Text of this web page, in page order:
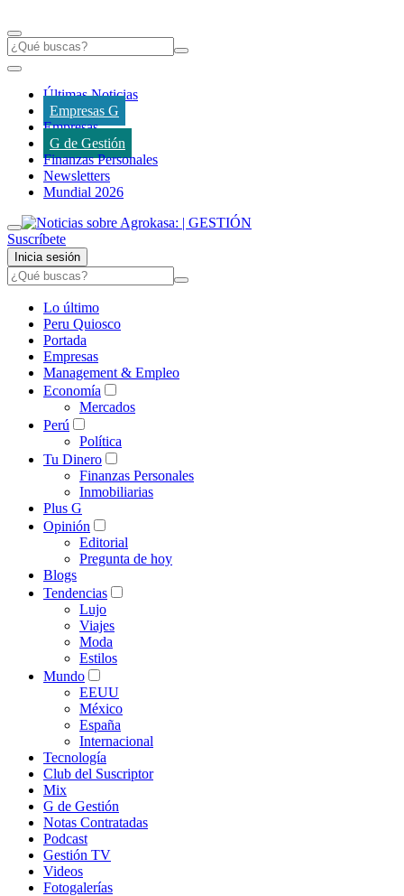
Últimas Noticias
Empresas G
Empresas
G de Gestión
Finanzas Personales
Newsletters
Mundial 2026
Suscríbete
Inicia sesión
Lo último
Peru Quiosco
Portada
Empresas
Management & Empleo
Economía
Mercados
Perú
Política
Tu Dinero
Finanzas Personales
Inmobiliarias
Plus G
Opinión
Editorial
Pregunta de hoy
Blogs
Tendencias
Lujo
Viajes
Moda
Estilos
Mundo
EEUU
México
España
Internacional
Tecnología
Club del Suscriptor
Mix
G de Gestión
Notas Contratadas
Podcast
Gestión TV
Videos
Fotogalerías